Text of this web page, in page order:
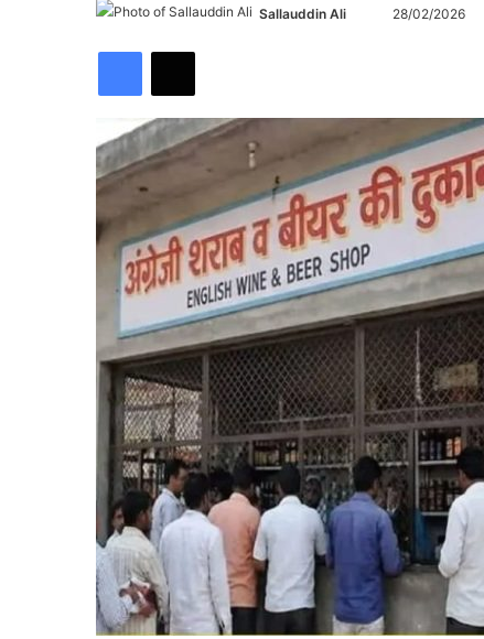
Sallauddin Ali 28/02/2026
Facebook
X